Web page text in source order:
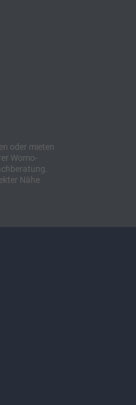
oder mieten
Womo-
Nähe